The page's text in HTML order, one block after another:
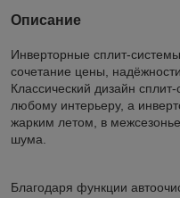
Описание
Инверторные сплит-
сочетание цены,
Классический дизайн
любому интерьеру, а
жарким летом, в
шума.
Благодаря функции